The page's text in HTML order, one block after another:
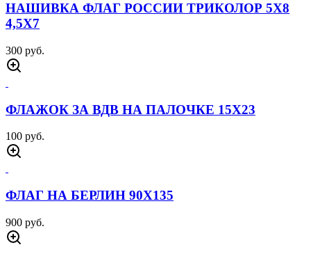
НАШИВКА ФЛАГ РОССИИ ТРИКОЛОР 5Х8
4,5Х7
300 руб.
ФЛАЖОК ЗА ВДВ НА ПАЛОЧКЕ 15Х23
100 руб.
ФЛАГ НА БЕРЛИН 90Х135
900 руб.